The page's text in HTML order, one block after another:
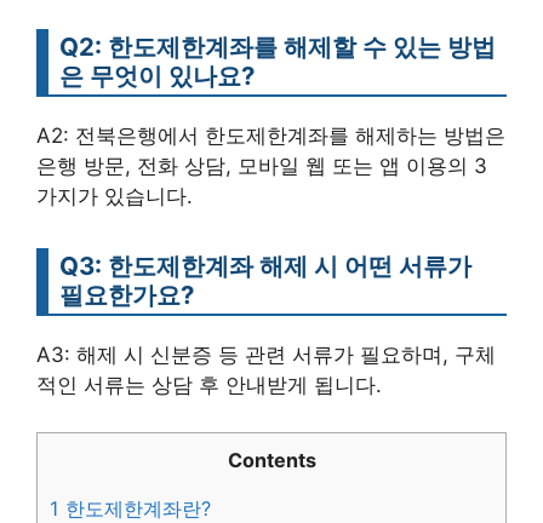
Q2: 한도제한계좌를 해제할 수 있는 방법
은 무엇이 있나요?
A2: 전북은행에서 한도제한계좌를 해제하는 방법은
은행 방문, 전화 상담, 모바일 웹 또는 앱 이용의 3
가지가 있습니다.
Q3: 한도제한계좌 해제 시 어떤 서류가
필요한가요?
A3: 해제 시 신분증 등 관련 서류가 필요하며, 구체
적인 서류는 상담 후 안내받게 됩니다.
Contents
1 한도제한계좌란?